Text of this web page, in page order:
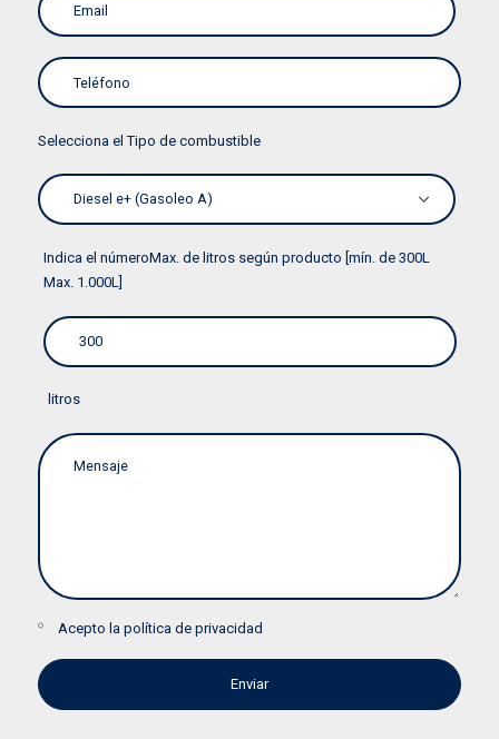
Selecciona el Tipo de combustible
Indica el númeroMax. de litros según producto [mín. de 300L
Max. 1.000L]
litros
Acepto la política de privacidad